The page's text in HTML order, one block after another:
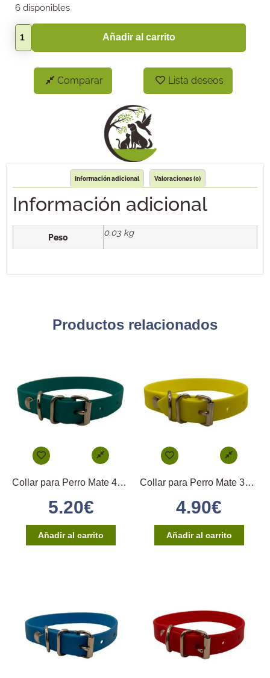
6 disponibles
Añadir al carrito
Comparar Lista deseos
Información adicional Valoraciones (0)
Información adicional
Peso 0.03 kg
Productos relacionados
Collar para Perro Mate 45×1,6cm – (Verde Pastel)
5.20€
Añadir al carrito
Collar para Perro Mate 35×1,6cm – (Amarillo Neón)
4.90€
Añadir al carrito